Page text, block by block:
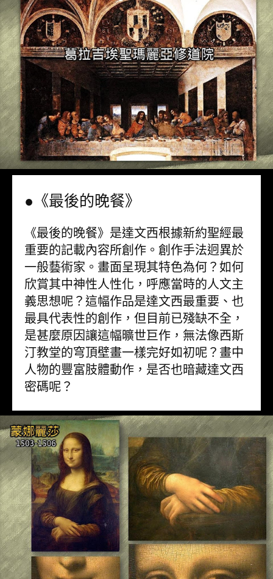
●《最後的晚餐》
《最後的晚餐》是達文西根據新約聖經最
重要的記載內容所創作。創作手法迥異於
一般藝術家。畫面呈現其特色為何？如何
欣賞其中神性人性化，呼應當時的人文主
義思想呢？這幅作品是達文西最重要、也
最具代表性的創作，但目前已殘缺不全，
是甚麼原因讓這幅曠世巨作，無法像西斯
汀教堂的穹頂壁畫一樣完好如初呢？畫中
人物的豐富肢體動作，是否也暗藏達文西
密碼呢？